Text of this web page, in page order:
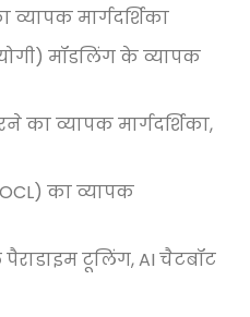
मार्गदर्शिका
मॉडलिंग के व्यापक
का व्यापक मार्गदर्शिका,
का व्यापक
टूलिंग, AI चैटबॉट